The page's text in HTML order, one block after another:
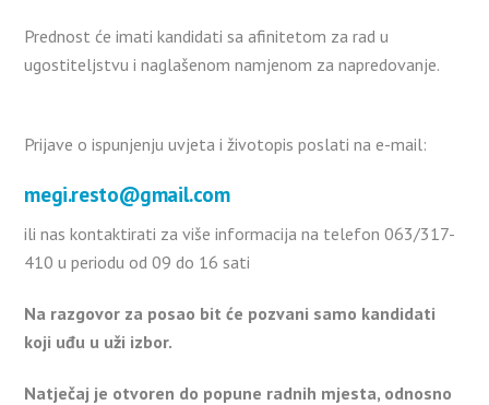
Prednost će imati kandidati sa afinitetom za rad u
ugostiteljstvu i naglašenom namjenom za napredovanje.
Prijave o ispunjenju uvjeta i životopis poslati na e-mail:
megi.resto@gmail.com
ili nas kontaktirati za više informacija na telefon 063/317-
410 u periodu od 09 do 16 sati
Na razgovor za posao bit će pozvani samo kandidati
koji uđu u uži izbor.
Natječaj je otvoren do popune radnih mjesta, odnosno